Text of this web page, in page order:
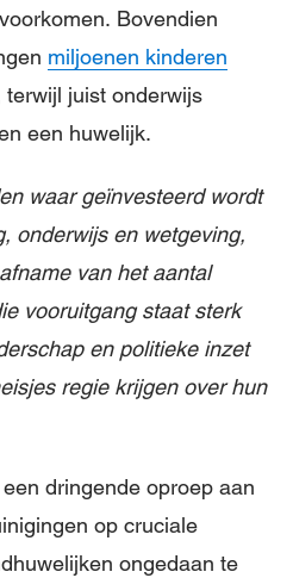
Bovendien
miljoenen kinderen
juist onderwijs
een huwelijk.
waar geïnvesteerd wordt
onderwijs en wetgeving,
van het aantal
vooruitgang staat sterk
en politieke inzet
regie krijgen over hun
dringende oproep aan
op cruciale
ongedaan te